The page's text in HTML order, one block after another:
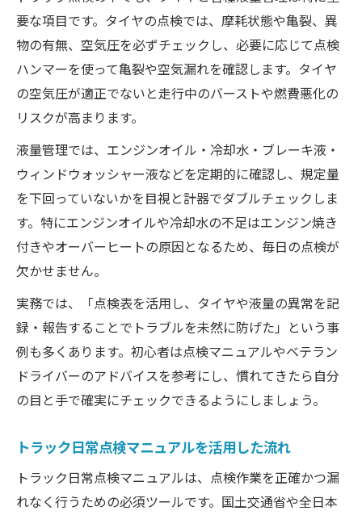
要な項目です。タイヤの点検では、摩耗状態や亀裂、異
物の有無、空気圧を必ずチェックし、必要に応じて点検
ハンマーを使って亀裂や空気漏れを確認します。タイヤ
の空気圧が適正でないと走行中のバーストや燃費悪化の
リスクが高まります。
液量管理では、エンジンオイル・冷却水・ブレーキ液・
ウィンドウォッシャー液などを定期的に確認し、規定量
を下回っていないかを目視と計器でダブルチェックしま
す。特にエンジンオイルや冷却水の不足はエンジン焼き
付きやオーバーヒートの原因となるため、毎日の点検が
欠かせません。
実務では、「点検表を活用し、タイヤや液量の異常を記
録・報告することでトラブルを未然に防げた」という事
例も多くあります。初心者は点検マニュアルやベテラン
ドライバーのアドバイスを参考にし、慣れてきたら自分
の目と手で確実にチェックできるようにしましょう。
トラック日常点検マニュアルを活用した流れ
トラック日常点検マニュアルは、点検作業を正確かつ漏
れなく行うための必須ツールです。国土交通省や全日本